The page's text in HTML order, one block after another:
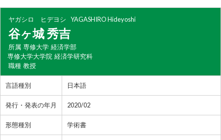
ヤガシロ ヒデヨシ YAGASHIRO Hideyoshi
谷ヶ城 秀吉
所属 専修大学 経済学部
専修大学大学院 経済学研究科
職種 教授
言語種別 日本語
発行・発表の年月 2020/02
形態種別 学術書